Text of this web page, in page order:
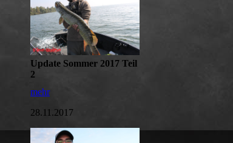
Update Sommer 2017 Teil
2
mehr
28.11.2017